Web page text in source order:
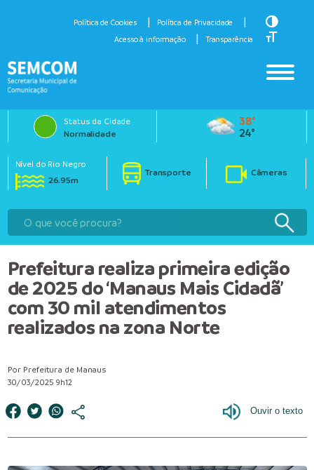
Política de Cookies
Política de Privacidade
Acesso à informação
Transparência
Toggle
Toggle
Status da Cidade
Normalidade
38°
24°
Nível do Rio Negro
26.95m
Transporte Câmeras
Prefeitura realiza primeira edição
de 2025 do ‘Manaus Mais Cidadã’
com 30 mil atendimentos
realizados na zona Norte
Por Prefeitura de Manaus
30/03/2025 9h12